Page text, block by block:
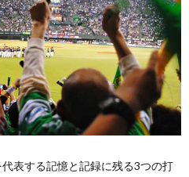
表する記憶と記録に残る3つの打